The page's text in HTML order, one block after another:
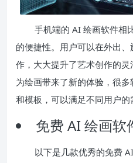
手机端的 AI 绘画软件相
的便捷性。用户可以在外出
作，大大提升了艺术创作的
为绘画带来了新的体验，很
和模板，可以满足不同用户的
免费 AI 绘画软
以下是几款优秀的免费